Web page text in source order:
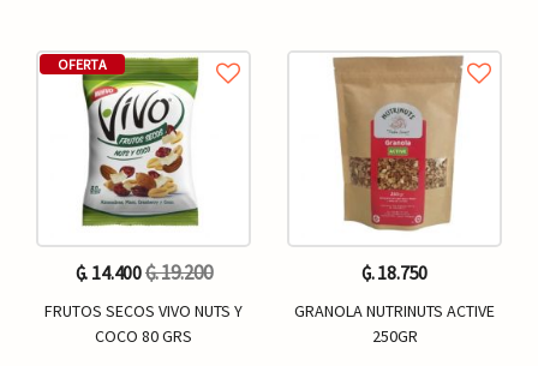
OFERTA
₲. 14.400₲. 19.200
FRUTOS SECOS VIVO NUTS Y
COCO 80 GRS
₲. 18.750
GRANOLA NUTRINUTS ACTIVE
250GR